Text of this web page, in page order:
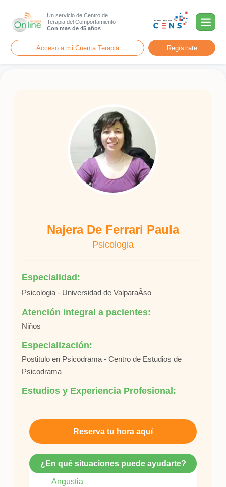
Un servicio de Centro de
Terapia del Comportamiento
Con mas de 45 años
Acceso a mi Cuenta Terapia Regístrate
Najera De Ferrari Paula
Psicologia
Especialidad:
Psicologia - Universidad de ValparaÃ­so
Atención integral a pacientes:
Niños
Especialización:
Postitulo en Psicodrama - Centro de Estudios de
Psicodrama
Estudios y Experiencia Profesional:
Reserva tu hora aquí
¿En qué situaciones puede ayudarte?
Angustia